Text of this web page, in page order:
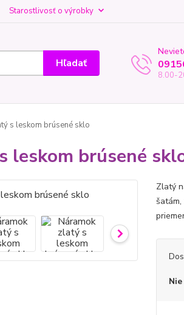
Starostlivosť o výrobky
Hľadať
8.00-
s leskom brúsené sklo
leskom brúsené
Zlatý